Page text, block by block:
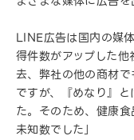
LINE広告は国内の媒
得件数がアップした
去、弊社の他の商材
ですが、『めなり』
た。そのため、健康
未知数でした」